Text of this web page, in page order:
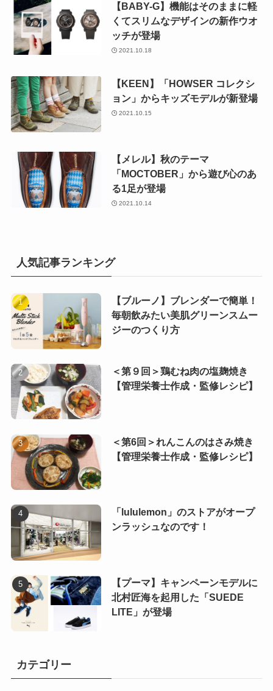
【BABY-G】機能はそのままに軽
くてスリムなデザインの新作ウオ
ッチが登場
2021.10.18
【KEEN】「HOWSER コレクシ
ョン」からキッズモデルが新登場
2021.10.15
【メレル】秋のテーマ
「MOCTOBER」から遊び心のあ
る1足が登場
2021.10.14
人気記事ランキング
【ブルーノ】ブレンダーで簡単！
毎朝飲みたい美肌グリーンスムー
ジーのつくり方
＜第９回＞鶏むね肉の塩麹焼き
【管理栄養士作成・監修レシピ】
＜第6回＞れんこんのはさみ焼き
【管理栄養士作成・監修レシピ】
「lululemon」のストアがオープ
ンラッシュなのです！
【プーマ】キャンペーンモデルに
北村匠海を起用した「SUEDE
LITE」が登場
カテゴリー